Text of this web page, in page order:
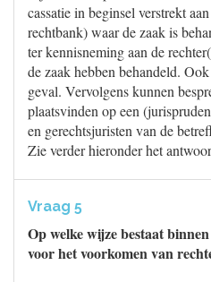
cassatie in beginsel verstrekt
rechtbank) waar de zaak is
ter kennisneming aan de
de zaak hebben behandeld.
geval. Vervolgens kunnen
plaatsvinden op een
en gerechtsjuristen van de
Zie verder hieronder het
Vraag 5
Op welke wijze bestaat
voor het voorkomen van